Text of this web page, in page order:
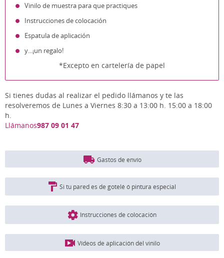
Vinilo de muestra para que practiques
Instrucciones de colocación
Espatula de aplicación
y...¡un regalo!
*Excepto en cartelería de papel
Si tienes dudas al realizar el pedido llámanos y te las
resolveremos de Lunes a Viernes 8:30 a 13:00 h. 15:00 a 18:00
h.
Llámanos987 09 01 47
Gastos de envío
Si tu pared es de gotelé ó pintura especial
Instrucciones de colocación
Vídeos de aplicación del vinilo